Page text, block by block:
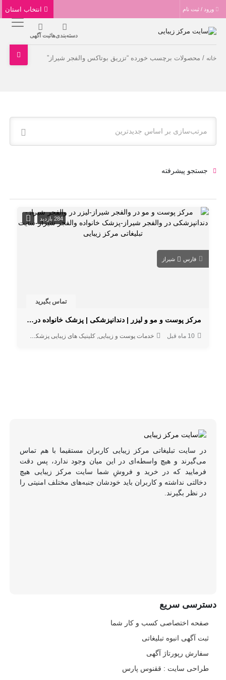
ورود / ثبت نام
دسته‌بندی‌هاثبت آگهی
خانه / محصولات برچسب خورده “تزریق بوتاکس والفجر شیراز”
مرتب‌سازی بر اساس جدیدترین
جستجو پیشرفته
284 بازدید
فارس شیراز
تماس بگیرید
مرکز پوست و مو و لیزر | دندانپزشکی | پزشک خانواده در والفجر شیراز
10 ماه قبل خدمات پوست و زیبایی کلینیک های زیبایی پزشکی
در سایت تبلیغاتی مرکز زیبایی کاربران مستقیما با هم تماس
می‌گیرند و هیچ واسطه‌ای در این میان وجود ندارد، پس دقت
فرمایید که در خرید و فروشِ شما سایت مرکز زیبایی هیچ
دخالتی نداشته و کاربران باید خودشان جنبه‌های مختلف امنیتی را
در نظر بگیرند.
دسترسی سریع
صفحه اختصاصی کسب و کار شما
ثبت آگهی انبوه تبلیغاتی
سفارش رپورتاژ آگهی
طراحی سایت : ققنوس پارس